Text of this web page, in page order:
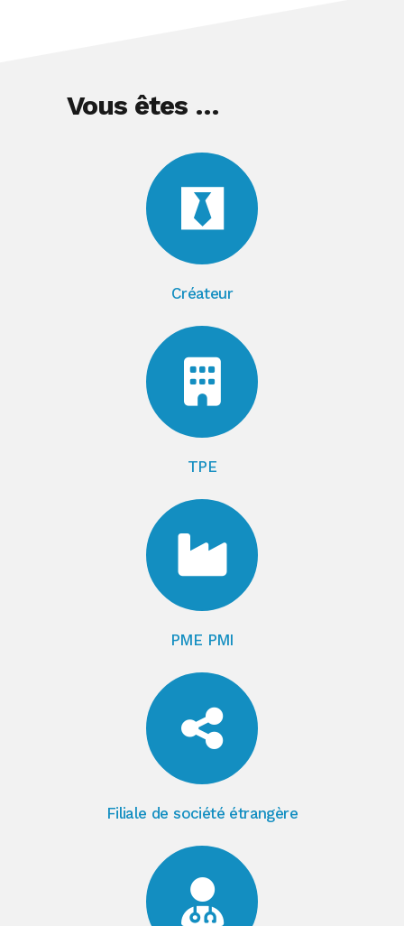
Vous êtes …
Créateur
TPE
PME PMI
Filiale de société étrangère